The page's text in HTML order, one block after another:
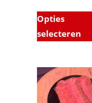
Opties
selecteren